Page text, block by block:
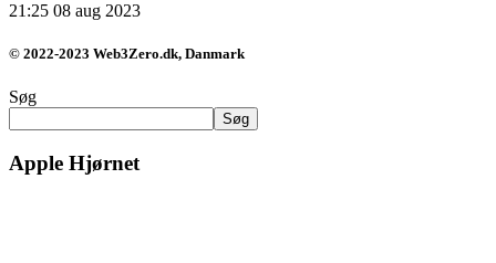
21:25 08 aug 2023
© 2022-2023 Web3Zero.dk, Danmark
Søg
Søg
Apple Hjørnet